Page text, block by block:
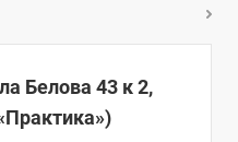
Белова 43 к 2,